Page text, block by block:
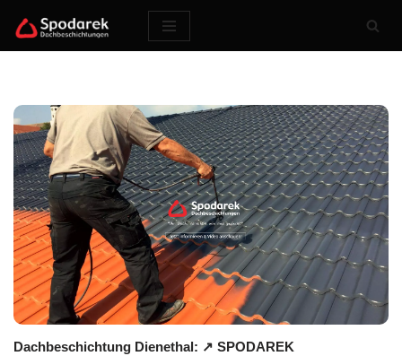
Zum
Dachbeschichtung Dienethal: ↗️ SPODAREK